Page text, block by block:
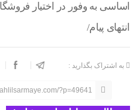
اساسی به وفور در اختیار
انتهای پیام/
به اشتراک بگذارید :
?p=49641